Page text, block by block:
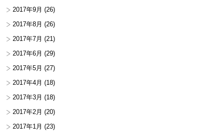
2017年9月 (26)
2017年8月 (26)
2017年7月 (21)
2017年6月 (29)
2017年5月 (27)
2017年4月 (18)
2017年3月 (18)
2017年2月 (20)
2017年1月 (23)